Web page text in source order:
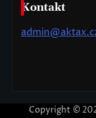
Kontakt
Copyright ©